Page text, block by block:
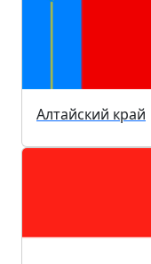
Алтайский край